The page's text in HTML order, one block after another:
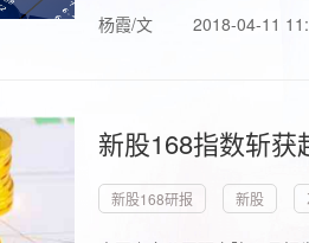
杨霞/文
2018-04-11
新股168指数斩
新股168研报 新股